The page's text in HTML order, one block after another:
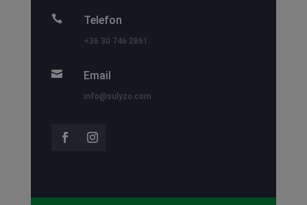
 Telefon
+36 30 746 2861
 Email
info@sulyzo.com